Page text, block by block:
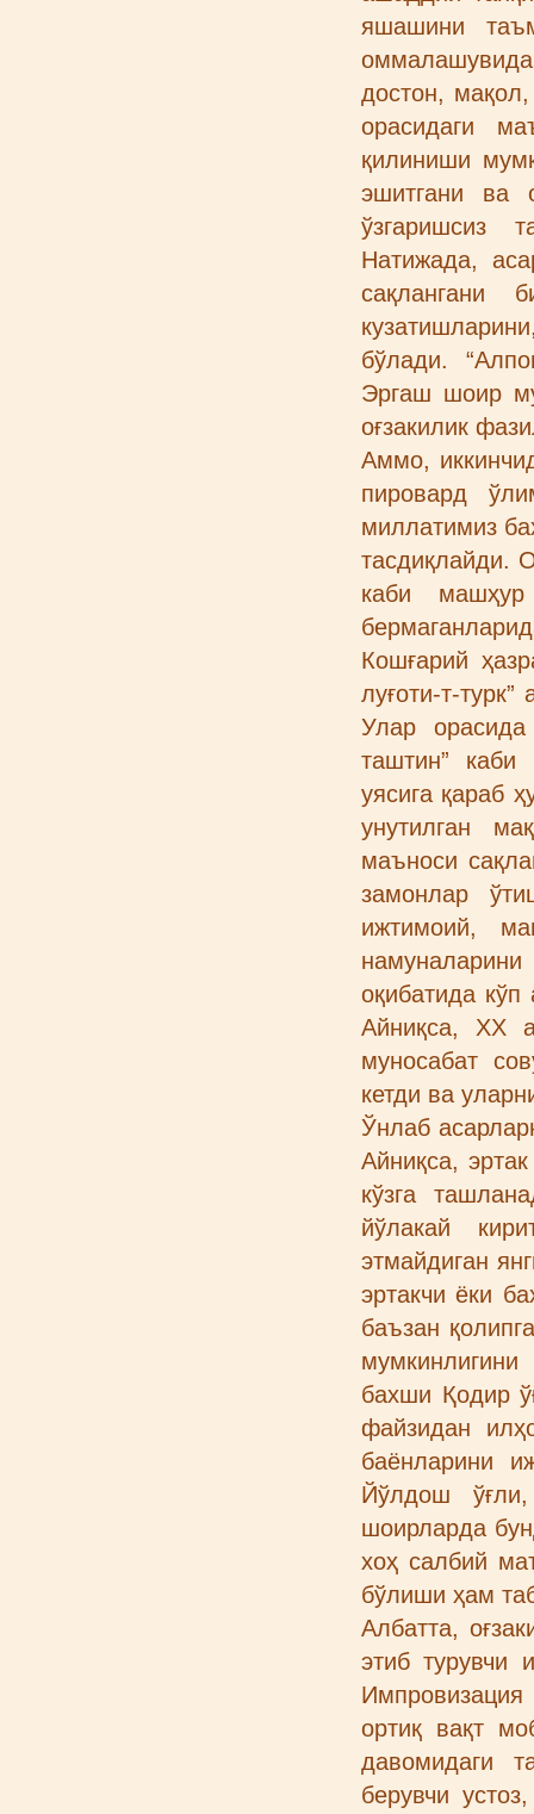
яшашини
оммалашувида
достон,
орасидаги
қилиниши
эшитгани ва
ўзгаришсиз
Натижада,
сақлангани
бўлади.
Эргаш шоир
оғзакилик
Аммо,
пировард
миллатимиз
тасдиқлайди.
каби
Кошғарий
луғоти-т-
Улар
таштин” каби
уясига қараб
унутилган
маъноси
замонлар
ижтимоий,
оқибатида
Айниқса, ХХ
муносабат
кетди ва
Ўнлаб
Айниқса,
кўзга
йўлакай
этмайдиган
эртакчи ёки
баъзан
бахши Қодир
файзидан
баёнларини
Йўлдош
шоирларда
хоҳ салбий
бўлиши ҳам
Албатта,
этиб турувчи
ортиқ вақт
давомидаги
берувчи